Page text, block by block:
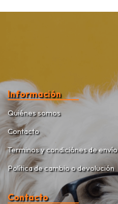
Información
Quiénes somos
Contacto
Terminos y condiciónes de envío
Política de cambio o devolución
Contacto